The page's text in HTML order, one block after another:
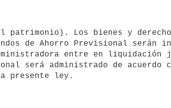
de Ahorro Previsional serán
será administrado de acuerdo